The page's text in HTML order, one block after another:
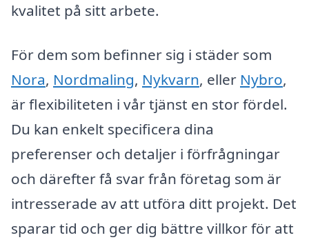
kvalitet på sitt arbete.
För dem som befinner sig i städer som
Nora, Nordmaling, Nykvarn, eller Nybro,
är flexibiliteten i vår tjänst en stor fördel.
Du kan enkelt specificera dina
preferenser och detaljer i förfrågningar
och därefter få svar från företag som är
intresserade av att utföra ditt projekt. Det
sparar tid och ger dig bättre villkor för att